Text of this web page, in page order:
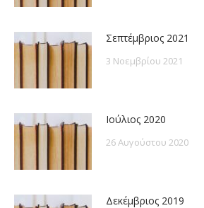
Σεπτέμβριος 2021
3 Νοεμβρίου 2021
Ιούλιος 2020
26 Αυγούστου 2020
Δεκέμβριος 2019